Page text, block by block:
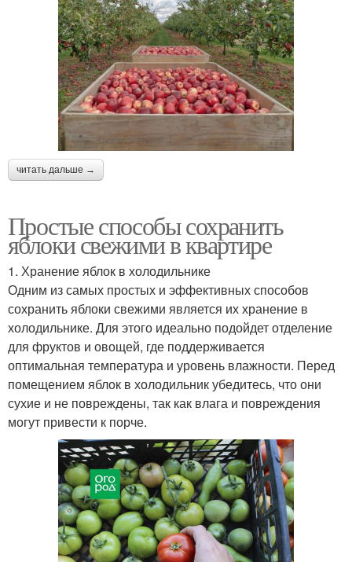
читать дальше →
Простые способы сохранить
яблоки свежими в квартире
1. Хранение яблок в холодильнике
Одним из самых простых и эффективных способов
сохранить яблоки свежими является их хранение в
холодильнике. Для этого идеально подойдет отделение
для фруктов и овощей, где поддерживается
оптимальная температура и уровень влажности. Перед
помещением яблок в холодильник убедитесь, что они
сухие и не повреждены, так как влага и повреждения
могут привести к порче.